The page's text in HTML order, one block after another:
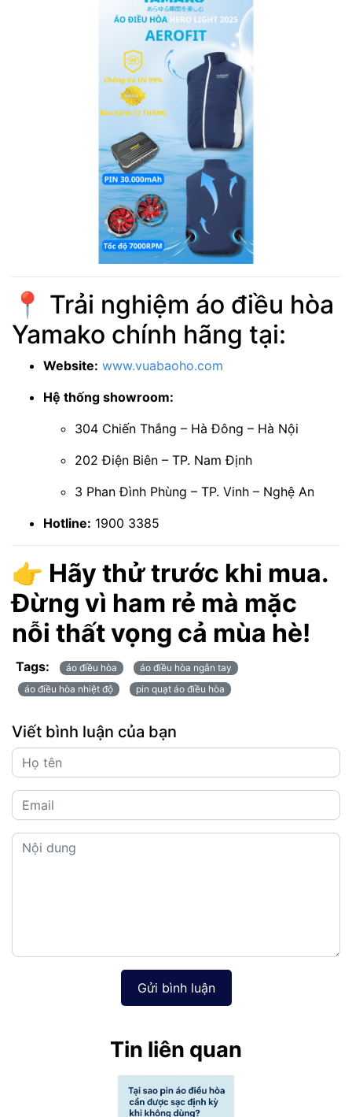
📍 Trải nghiệm áo điều hòa
Yamako chính hãng tại:
Website: www.vuabaoho.com
Hệ thống showroom:
304 Chiến Thắng – Hà Đông – Hà Nội
202 Điện Biên – TP. Nam Định
3 Phan Đình Phùng – TP. Vinh – Nghệ An
Hotline: 1900 3385
👉 Hãy thử trước khi mua.
Đừng vì ham rẻ mà mặc
nỗi thất vọng cả mùa hè!
Tags: áo điều hòa
áo điều hòa ngắn tay
áo điều hòa nhiệt độ
pin quạt áo điều hòa
Viết bình luận của bạn
Gửi bình luận
Tin liên quan